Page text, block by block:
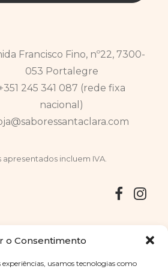
o Consentimento
usamos tecnologias como
Francisco Fino, nº22, 7300-
053 Portalegre
245 341 087 (rede fixa
nacional)
apresentados incluem IVA.